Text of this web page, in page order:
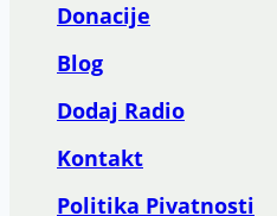
Donacije
Blog
Dodaj Radio
Kontakt
Politika Pivatnosti